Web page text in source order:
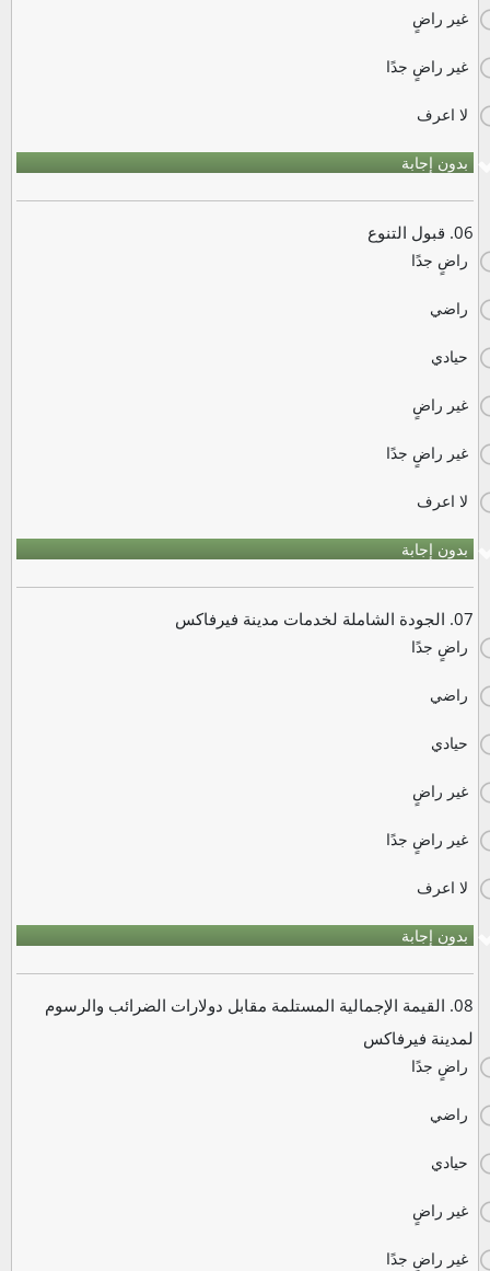
غير راضٍ
غير راضٍ جدًا
لا اعرف
بدون إجابة
06. قبول التنوع
راضٍ جدًا
راضي
حيادي
غير راضٍ
غير راضٍ جدًا
لا اعرف
بدون إجابة
07. الجودة الشاملة لخدمات مدينة فيرفاكس
راضٍ جدًا
راضي
حيادي
غير راضٍ
غير راضٍ جدًا
لا اعرف
بدون إجابة
08. القيمة الإجمالية المستلمة مقابل دولارات الضرائب والرسوم
لمدينة فيرفاكس
راضٍ جدًا
راضي
حيادي
غير راضٍ
غير راضٍ جدًا